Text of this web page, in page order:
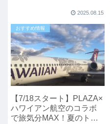
2025.08.15
おすすめ情報
【7/18スタート】PLAZA×
ハワイアン航空のコラボ
で旅気分MAX！夏のトラ